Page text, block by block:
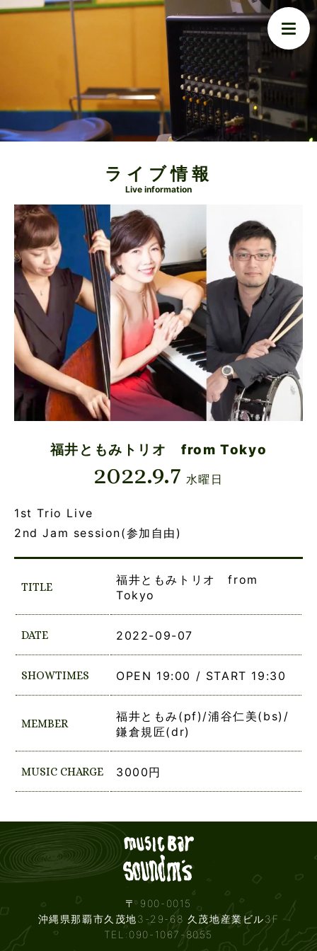
ライブ情報
Live information
福井ともみトリオ from Tokyo
2022.9.7 水曜日
1st Trio Live
2nd Jam session(参加自由)
TITLE
福井ともみトリオ from
Tokyo
DATE 2022-09-07
SHOWTIMES OPEN 19:00 / START 19:30
MEMBER
福井ともみ(pf)/浦谷仁美(bs)/
鎌倉規匠(dr)
MUSIC CHARGE 3000円
〒 900-0015
沖縄県那覇市久茂地3-29-68 久茂地産業ビル3F
TEL:090-1067-8055